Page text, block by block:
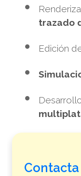
trazado
Edición